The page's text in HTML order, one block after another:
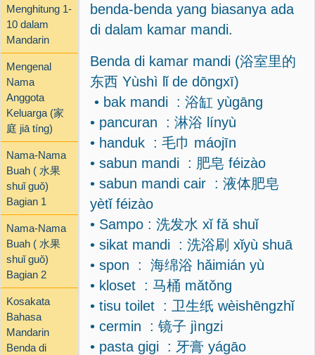
Menghitung 1-
10 dalam
Mandarin
Mengenal
Nama
Anggota
Keluarga (家
庭 jiā tíng)
Nama-Nama
Buah ( 水果
shuǐ guǒ)
Bagian 1
Nama-Nama
Buah ( 水果
shuǐ guǒ)
Bagian 2
Kosakata
Bahasa
Mandarin
Benda di
benda-benda yang biasanya ada
di dalam kamar mandi.
Benda di kamar mandi (浴室里的
东西 Yùshì lǐ de dōngxī)
• bak mandi : 浴缸 yùgāng
• pancuran : 淋浴 línyù
• handuk : 毛巾 máojīn
• sabun mandi : 肥皂 féizào
• sabun mandi cair : 液体肥皂
yètǐ féizào
• Sampo : 洗发水 xǐ fǎ shuǐ
• sikat mandi : 洗浴刷 xǐyù shuā
• spon : 海绵浴 hǎimián yù
• kloset : 马桶 mǎtǒng
• tisu toilet : 卫生纸 wèishēngzhǐ
• cermin : 镜子 jìngzi
• pasta gigi : 牙膏 yágāo